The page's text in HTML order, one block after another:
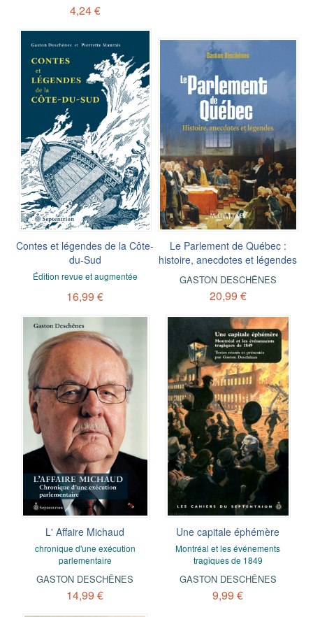
4,24 €
Contes et légendes de la Côte-
du-Sud
Édition revue et augmentée
16,99 €
Le Parlement de Québec :
histoire, anecdotes et légendes
GASTON DESCHÊNES
20,99 €
L' Affaire Michaud
chronique d'une exécution
parlementaire
GASTON DESCHÊNES
14,99 €
Une capitale éphémère
Montréal et les événements
tragiques de 1849
GASTON DESCHÊNES
9,99 €